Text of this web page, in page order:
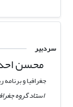
سردبیر
محسن
جغرافیا و
استاد گروه